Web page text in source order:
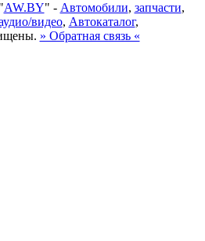
AW.BY" - Автомобили, запчасти,
видео, Автокаталог,
» Обратная связь «